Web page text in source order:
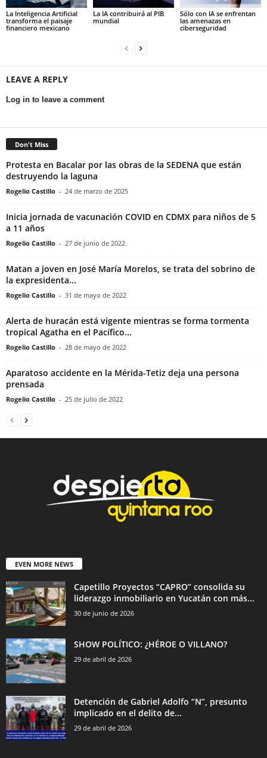
La Inteligencia Artificial
transforma el paisaje
financiero mexicano
La IA contribuirá al PIB
mundial
Sólo con IA se enfrentan
las amenazas en
ciberseguridad
LEAVE A REPLY
Log in to leave a comment
Don't Miss
Protesta en Bacalar por las obras de la SEDENA que están
destruyendo la laguna
Rogelio Castillo - 24 de marzo de 2025
Inicia jornada de vacunación COVID en CDMX para niños de 5
a 11 años
Rogelio Castillo - 27 de junio de 2022
Matan a joven en José María Morelos, se trata del sobrino de
la expresidenta...
Rogelio Castillo - 31 de mayo de 2022
Alerta de huracán está vigente mientras se forma tormenta
tropical Agatha en el Pacífico...
Rogelio Castillo - 28 de mayo de 2022
Aparatoso accidente en la Mérida-Tetiz deja una persona
prensada
Rogelio Castillo - 25 de julio de 2022
EVEN MORE NEWS
Capetillo Proyectos “CAPRO” consolida su
liderazgo inmobiliario en Yucatán con más...
30 de junio de 2026
SHOW POLÍTICO: ¿HÉROE O VILLANO?
29 de abril de 2026
Detención de Gabriel Adolfo “N”, presunto
implicado en el delito de...
29 de abril de 2026